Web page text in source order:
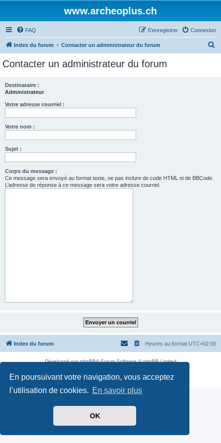
En poursuivant votre navigation, vous acceptez
l’utilisation de cookies. En savoir plus
OK
www.archeoplus.ch
FAQ Connexion
S’enregistrer
Index du forum Contacter un administrateur du forum
Contacter un administrateur du forum
Destinataire :
Administrateur
Votre adresse courriel :
Votre nom :
Sujet :
Corps du message :
Ce message sera envoyé au format texte, ne pas inclure de code HTML ni de BBCode.
L’adresse de réponse à ce message sera votre adresse courriel.
Index du forum Heures au format UTC+02:00
Développé parphpBB® Forum Software © phpBB Limited
Confidentialité| Conditions